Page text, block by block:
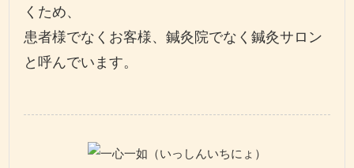
くため、
患者様でなくお客様、鍼灸院でなく鍼灸サロン
と呼んでいます。